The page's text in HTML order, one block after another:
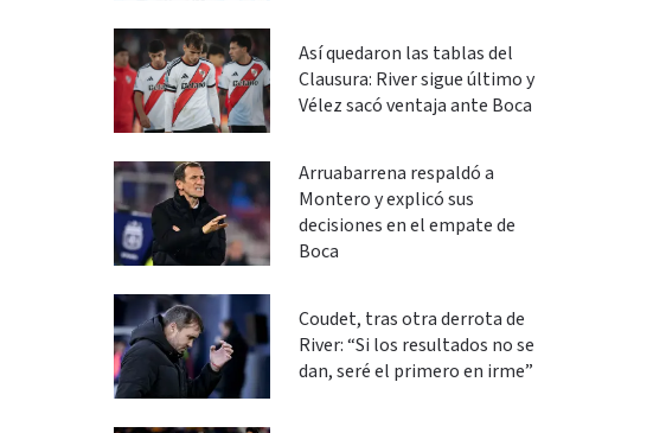
Así quedaron las tablas del
Clausura: River sigue último y
Vélez sacó ventaja ante Boca
Arruabarrena respaldó a
Montero y explicó sus
decisiones en el empate de
Boca
Coudet, tras otra derrota de
River: “Si los resultados no se
dan, seré el primero en irme”